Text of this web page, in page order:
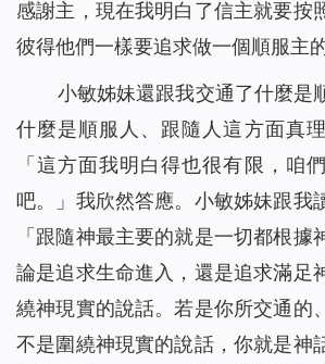
感謝主，現在我明白了信主就要按
彼得他們一樣要追求做一個順服主的
小敏姊妹還跟我交通了什麼是
什麼是順服人、跟隨人這方面真
「這方面我明白得也很有限，咱
吧。」我欣然答應。小敏姊妹跟我
「 跟隨神最主要的就是一切都根據
論是追求生命進入，還是追求滿足
繞神現實的說話。若是你所交通的
不是圍繞神現實的說話，你就是神